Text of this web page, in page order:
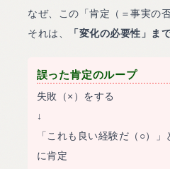
なぜ、この「肯定（＝事実の
それは、
「変化の必要性」ま
誤った肯定のループ
失敗（×）をする
↓
「これも良い経験だ（○）」
に肯定